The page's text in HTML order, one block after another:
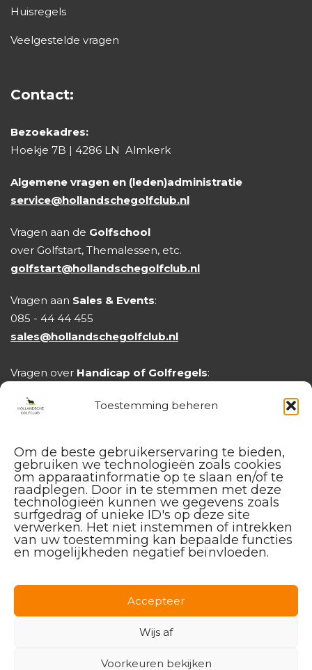
Toestemming beheren
Om de beste gebruikerservaring te bieden,
gebruiken we technologieën zoals cookies
om apparaatinformatie op te slaan en/of te
raadplegen. Door in te stemmen met deze
technologieën kunnen we gegevens zoals
surfgedrag of unieke ID's op deze site
verwerken. Het niet instemmen of intrekken
van uw toestemming kan bepaalde functies
en mogelijkheden negatief beïnvloeden.
Accepteer
Wijs af
Voorkeuren bekijken
Huisregels
Veelgestelde vragen
Contact:
Bezoekadres:
Hoekje 7B | 4286 LN Almkerk
Algemene vragen en (leden)administratie
service@hollandschegolfclub.nl
Vragen aan de Golfschool
over Golfstart, Themalessen, etc.
golfstart@hollandschegolfclub.nl
Vragen aan Sales & Events:
085 - 44 44 455
sales@hollandschegolfclub.nl
Vragen over Handicap of Golfregels:
Instagram